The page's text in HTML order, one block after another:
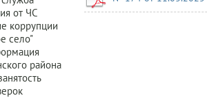
от ЧС
коррупции
село"
района